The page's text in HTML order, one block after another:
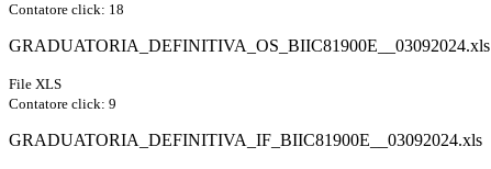
Contatore click: 18
GRADUATORIA_DEFINITIVA_OS_BIIC81900E__03092024.xls
File XLS
Contatore click: 9
GRADUATORIA_DEFINITIVA_IF_BIIC81900E__03092024.xls